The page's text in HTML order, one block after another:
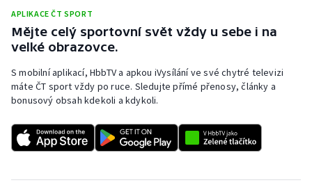
Plavání
Plážový volejbal
Ragby
Rychlobruslení
Rychlostní kanoistika
APLIKACE ČT SPORT
Mějte celý sportovní svět vždy u sebe i na
velké obrazovce.
S mobilní aplikací, HbbTV a apkou iVysílání ve své chytré televizi
máte ČT sport vždy po ruce. Sledujte přímé přenosy, články a
bonusový obsah kdekoli a kdykoli.